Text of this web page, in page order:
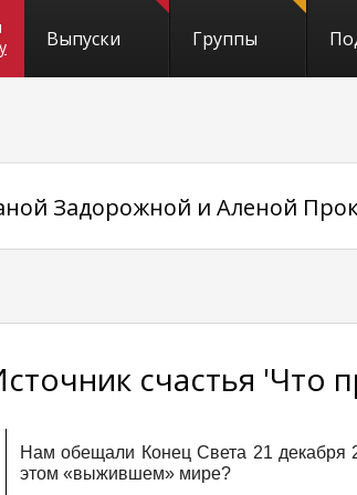
Выпуски Группы
Задорожной и Аленой
счастья 'Что
Нам обещали Конец Света 21
этом «выжившем» мире?